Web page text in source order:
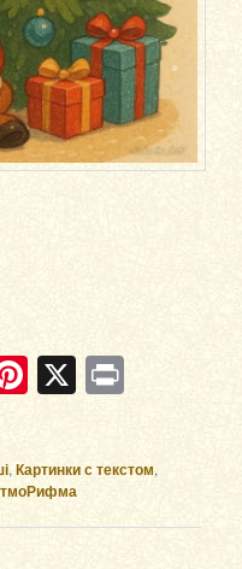
Pinterest
X
,Картинки с текстом,